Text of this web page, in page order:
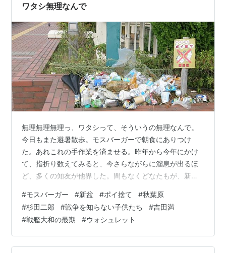
ワタシ無理なんで
無理無理無理っ、ワタシって、そういうの無理なんで。
今日もまた避暑散歩。モスバーガーで朝食にありつけ
た。あれこれの手作業を済ませる。昨年から今年にかけ
て、指折り数えてみると、今さらながらに溜息が出るほ
ど、多くの知友が他界した。間もなくどなたもが、新盆
ない。出しゃばらずに、これ見よがしにもならぬよう
に、私一個のやりかたとする。 作業を一段落させて、読
みかけ読書を進める。 躰が冷え切ったので、遊歩道を歩
く。公園の一部と見立てられて、両脇に植栽のある遊歩
道だ。一画に、ゴミが集められてあった。区による、ポ
#モスバーガー #新盆 #ポイ捨て #秋葉原
#杉田二郎 #戦争を知らない子供たち #吉田満
#戦艦大和の最期 #ウォシュレット